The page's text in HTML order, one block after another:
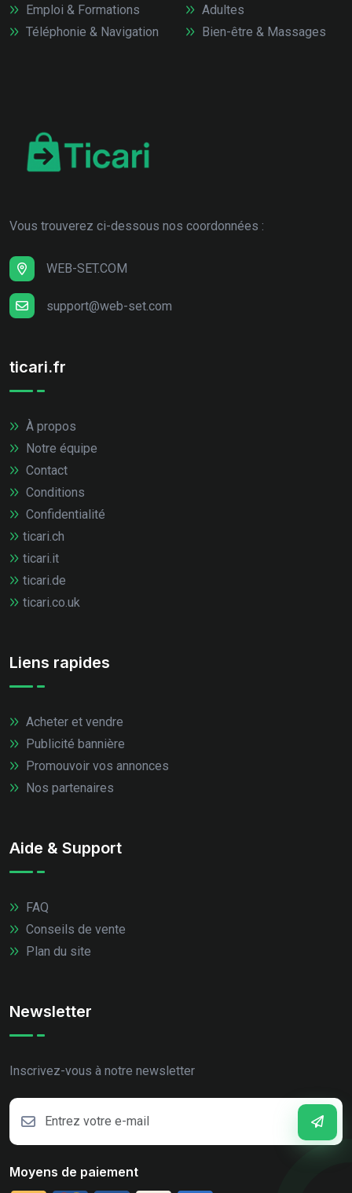
Emploi & Formations
Téléphonie & Navigation
Adultes
Bien-être & Massages
Vous trouverez ci-dessous nos coordonnées :
WEB-SET.COM
support@web-set.com
ticari.fr
À propos
Notre équipe
Contact
Conditions
Confidentialité
ticari.ch
ticari.it
ticari.de
ticari.co.uk
Liens rapides
Acheter et vendre
Publicité bannière
Promouvoir vos annonces
Nos partenaires
Aide & Support
FAQ
Conseils de vente
Plan du site
Newsletter
Inscrivez-vous à notre newsletter
Moyens de paiement